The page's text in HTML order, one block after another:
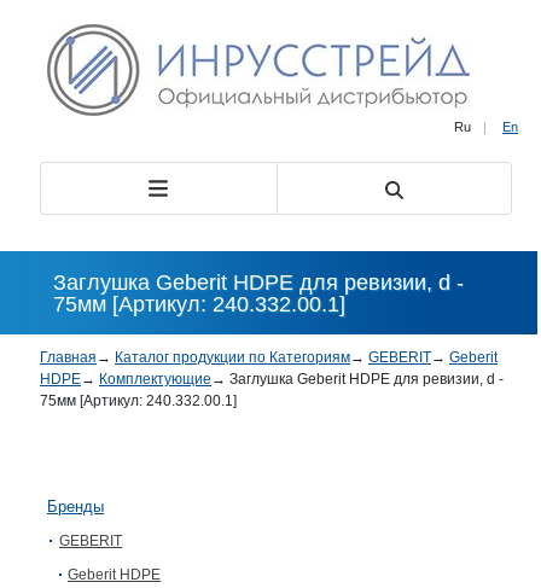
Ru | En
Заглушка Geberit HDPE для ревизии, d -
75мм [Артикул: 240.332.00.1]
Главная → Каталог продукции по Категориям→ GEBERIT→ Geberit
HDPE→ Комплектующие → Заглушка Geberit HDPE для ревизии, d -
75мм [Артикул: 240.332.00.1]
Бренды
GEBERIT
Geberit HDPE